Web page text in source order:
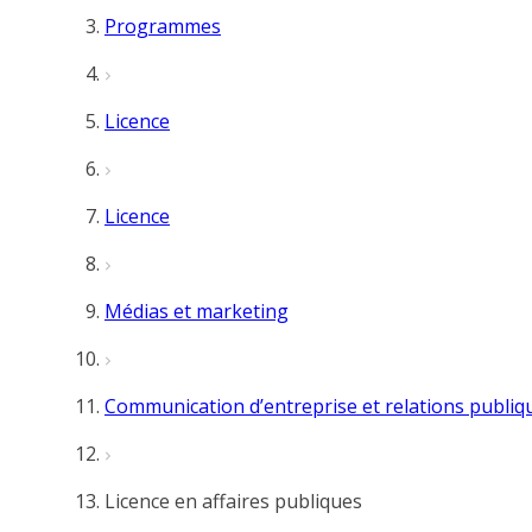
Programmes
Licence
Licence
Médias et marketing
Communication d’entreprise et relations
Licence en affaires publiques